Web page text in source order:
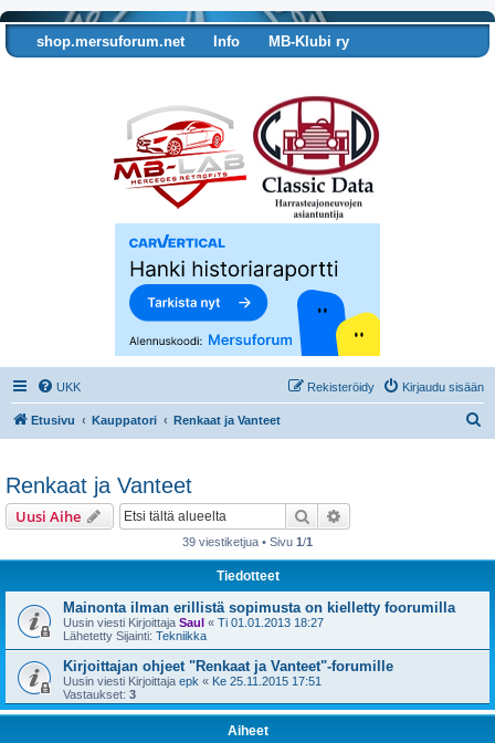
shop.mersuforum.net Info
MB-Klubi ry
UKK Kirjaudu sisään
Rekisteröidy
Etusivu Kauppatori Renkaat ja Vanteet
Renkaat ja Vanteet
Uusi Aihe Etsi
39 viestiketjua • Sivu 1/1
Tiedotteet
Mainonta ilman erillistä sopimusta on kielletty foorumilla
Uusin viesti Kirjoittaja Saul « Ti 01.01.2013 18:27
Lähetetty Sijainti: Tekniikka
Kirjoittajan ohjeet "Renkaat ja Vanteet"-forumille
Uusin viesti Kirjoittaja epk « Ke 25.11.2015 17:51
Vastaukset: 3
Aiheet